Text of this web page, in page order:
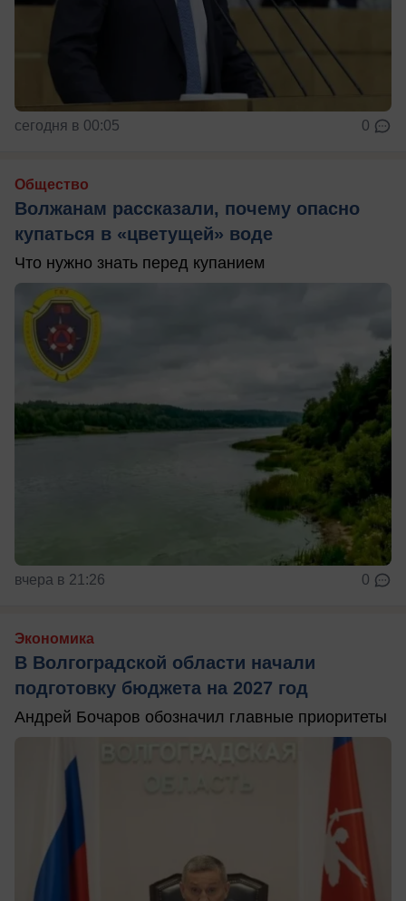
сегодня в 00:05 0
Общество
Волжанам рассказали, почему опасно
купаться в «цветущей» воде
Что нужно знать перед купанием
вчера в 21:26 0
Экономика
В Волгоградской области начали
подготовку бюджета на 2027 год
Андрей Бочаров обозначил главные приоритеты